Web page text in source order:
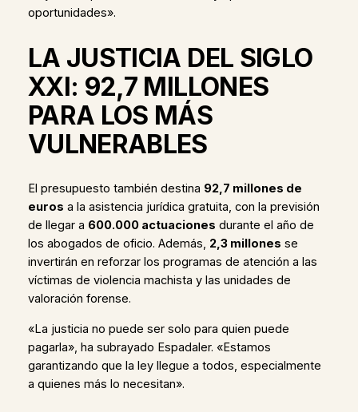
oportunidades».
LA JUSTICIA DEL SIGLO
XXI: 92,7 MILLONES
PARA LOS MÁS
VULNERABLES
El presupuesto también destina 92,7 millones de
euros a la asistencia jurídica gratuita, con la previsión
de llegar a 600.000 actuaciones durante el año de
los abogados de oficio. Además, 2,3 millones se
invertirán en reforzar los programas de atención a las
víctimas de violencia machista y las unidades de
valoración forense.
«La justicia no puede ser solo para quien puede
pagarla», ha subrayado Espadaler. «Estamos
garantizando que la ley llegue a todos, especialmente
a quienes más lo necesitan».